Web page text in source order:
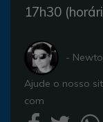
17h30
-
Ajude o nosso
com